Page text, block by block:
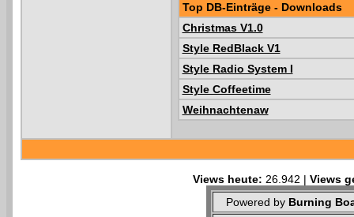
Top DB-Einträge - Downloads
Christmas V1.0
Style RedBlack V1
Style Radio System I
Style Coffeetime
Weihnachtenaw
Views heute: 26.942 | Views
Powered by Burning